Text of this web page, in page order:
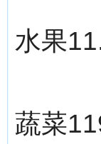
水果
蔬菜